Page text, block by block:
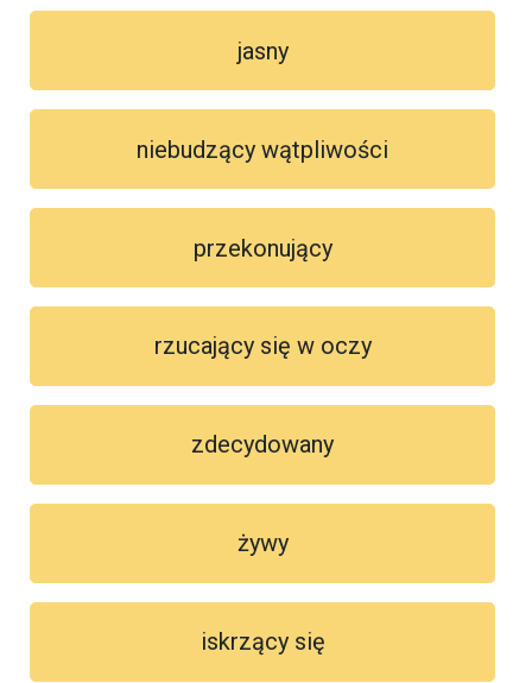
jasny
niebudzący wątpliwości
przekonujący
rzucający się w oczy
zdecydowany
żywy
iskrzący się